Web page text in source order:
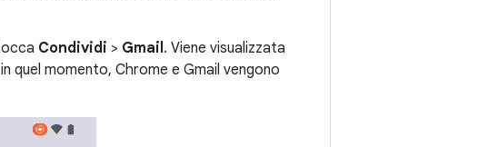
Condividi > Gmail . Viene visualizzata
quel momento, Chrome e Gmail vengono